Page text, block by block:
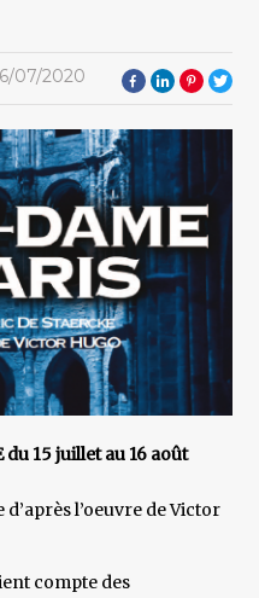
07/2020
du 15 juillet au 16 août
l’oeuvre de Victor
compte des